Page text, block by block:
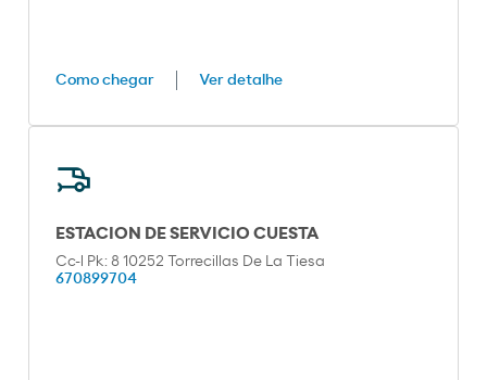
Como chegar Ver detalhe
ESTACION DE SERVICIO CUESTA
Cc-l Pk: 8 10252 Torrecillas De La Tiesa
670899704